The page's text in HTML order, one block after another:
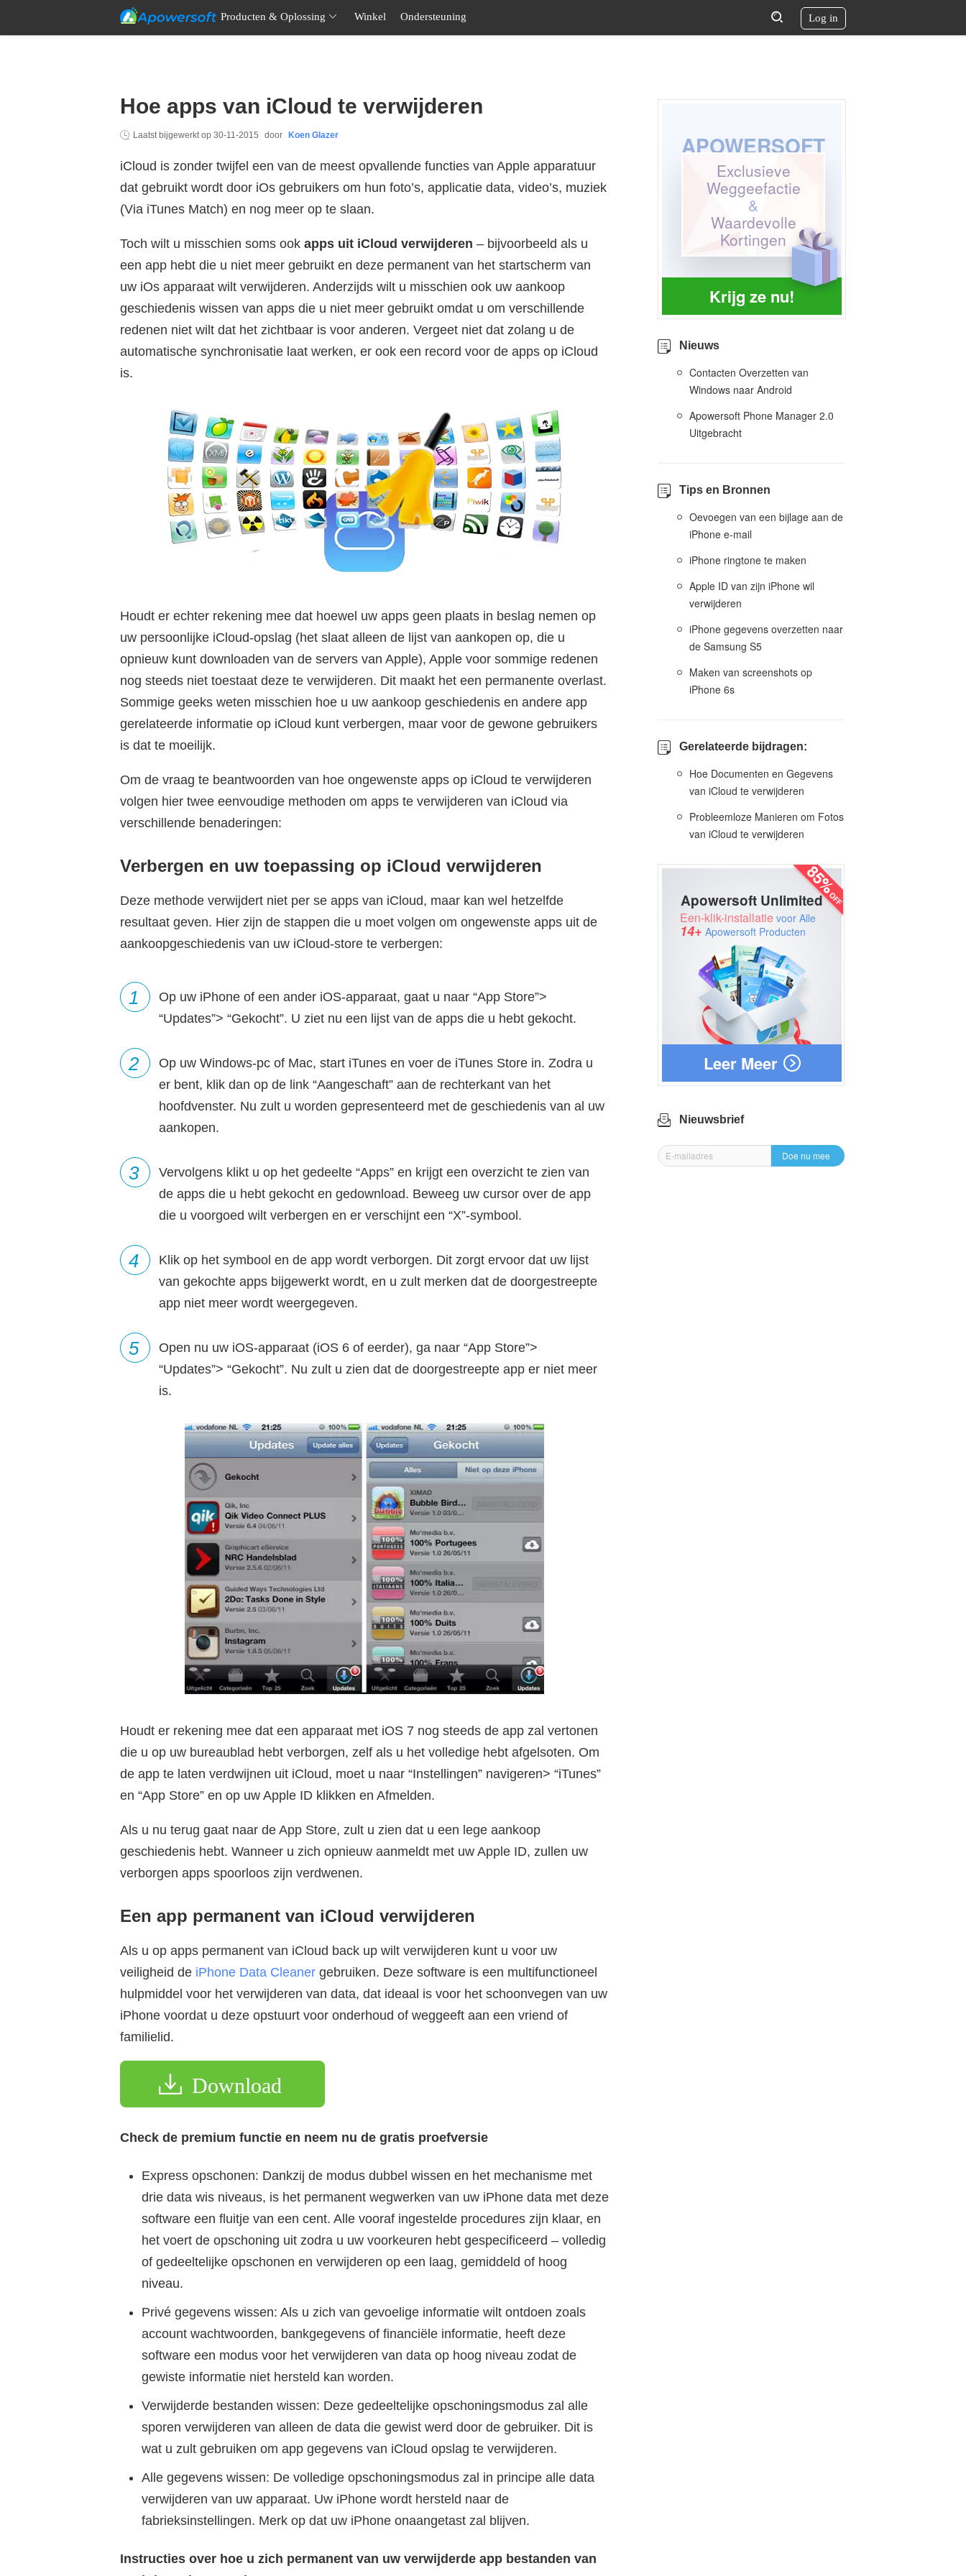
Producten & Oplossing Winkel Ondersteuning Log in
Hoe apps van iCloud te verwijderen
Laatst bijgewerkt op 30-11-2015 door Koen Glazer
iCloud is zonder twijfel een van de meest opvallende functies van Apple apparatuur
dat gebruikt wordt door iOs gebruikers om hun foto’s, applicatie data, video’s, muziek
(Via iTunes Match) en nog meer op te slaan.
Toch wilt u misschien soms ook apps uit iCloud verwijderen – bijvoorbeeld als u
een app hebt die u niet meer gebruikt en deze permanent van het startscherm van
uw iOs apparaat wilt verwijderen. Anderzijds wilt u misschien ook uw aankoop
geschiedenis wissen van apps die u niet meer gebruikt omdat u om verschillende
redenen niet wilt dat het zichtbaar is voor anderen. Vergeet niet dat zolang u de
automatische synchronisatie laat werken, er ook een record voor de apps op iCloud
is.
Houdt er echter rekening mee dat hoewel uw apps geen plaats in beslag nemen op
uw persoonlijke iCloud-opslag (het slaat alleen de lijst van aankopen op, die u
opnieuw kunt downloaden van de servers van Apple), Apple voor sommige redenen
nog steeds niet toestaat deze te verwijderen. Dit maakt het een permanente overlast.
Sommige geeks weten misschien hoe u uw aankoop geschiedenis en andere app
gerelateerde informatie op iCloud kunt verbergen, maar voor de gewone gebruikers
is dat te moeilijk.
Om de vraag te beantwoorden van hoe ongewenste apps op iCloud te verwijderen
volgen hier twee eenvoudige methoden om apps te verwijderen van iCloud via
verschillende benaderingen:
Verbergen en uw toepassing op iCloud verwijderen
Deze methode verwijdert niet per se apps van iCloud, maar kan wel hetzelfde
resultaat geven. Hier zijn de stappen die u moet volgen om ongewenste apps uit de
aankoopgeschiedenis van uw iCloud-store te verbergen:
1
Op uw iPhone of een ander iOS-apparaat, gaat u naar “App Store”>
“Updates”> “Gekocht”. U ziet nu een lijst van de apps die u hebt gekocht.
2
Op uw Windows-pc of Mac, start iTunes en voer de iTunes Store in. Zodra u
er bent, klik dan op de link “Aangeschaft” aan de rechterkant van het
hoofdvenster. Nu zult u worden gepresenteerd met de geschiedenis van al uw
aankopen.
3
Vervolgens klikt u op het gedeelte “Apps” en krijgt een overzicht te zien van
de apps die u hebt gekocht en gedownload. Beweeg uw cursor over de app
die u voorgoed wilt verbergen en er verschijnt een “X”-symbool.
4
Klik op het symbool en de app wordt verborgen. Dit zorgt ervoor dat uw lijst
van gekochte apps bijgewerkt wordt, en u zult merken dat de doorgestreepte
app niet meer wordt weergegeven.
5
Open nu uw iOS-apparaat (iOS 6 of eerder), ga naar “App Store”>
“Updates”> “Gekocht”. Nu zult u zien dat de doorgestreepte app er niet meer
is.
Houdt er rekening mee dat een apparaat met iOS 7 nog steeds de app zal vertonen
die u op uw bureaublad hebt verborgen, zelf als u het volledige hebt afgelsoten. Om
de app te laten verdwijnen uit iCloud, moet u naar “Instellingen” navigeren> “iTunes”
en “App Store” en op uw Apple ID klikken en Afmelden.
Als u nu terug gaat naar de App Store, zult u zien dat u een lege aankoop
geschiedenis hebt. Wanneer u zich opnieuw aanmeldt met uw Apple ID, zullen uw
verborgen apps spoorloos zijn verdwenen.
Een app permanent van iCloud verwijderen
Als u op apps permanent van iCloud back up wilt verwijderen kunt u voor uw
veiligheid de iPhone Data Cleaner gebruiken. Deze software is een multifunctioneel
hulpmiddel voor het verwijderen van data, dat ideaal is voor het schoonvegen van uw
iPhone voordat u deze opstuurt voor onderhoud of weggeeft aan een vriend of
familielid.
Download
Check de premium functie en neem nu de gratis proefversie
Express opschonen: Dankzij de modus dubbel wissen en het mechanisme met
drie data wis niveaus, is het permanent wegwerken van uw iPhone data met deze
software een fluitje van een cent. Alle vooraf ingestelde procedures zijn klaar, en
het voert de opschoning uit zodra u uw voorkeuren hebt gespecificeerd – volledig
of gedeeltelijke opschonen en verwijderen op een laag, gemiddeld of hoog
niveau.
Privé gegevens wissen: Als u zich van gevoelige informatie wilt ontdoen zoals
account wachtwoorden, bankgegevens of financiële informatie, heeft deze
software een modus voor het verwijderen van data op hoog niveau zodat de
gewiste informatie niet hersteld kan worden.
Verwijderde bestanden wissen: Deze gedeeltelijke opschoningsmodus zal alle
sporen verwijderen van alleen de data die gewist werd door de gebruiker. Dit is
wat u zult gebruiken om app gegevens van iCloud opslag te verwijderen.
Alle gegevens wissen: De volledige opschoningsmodus zal in principe alle data
verwijderen van uw apparaat. Uw iPhone wordt hersteld naar de
fabrieksinstellingen. Merk op dat uw iPhone onaangetast zal blijven.
Instructies over hoe u zich permanent van uw verwijderde app bestanden van
Krijg ze nu!
APOWERSOFT
Exclusieve
Weggeefactie
&
Waardevolle
Kortingen
Nieuws
Contacten Overzetten van
Windows naar Android
Apowersoft Phone Manager 2.0
Uitgebracht
Tips en Bronnen
Oevoegen van een bijlage aan de
iPhone e-mail
iPhone ringtone te maken
Apple ID van zijn iPhone wil
verwijderen
iPhone gegevens overzetten naar
de Samsung S5
Maken van screenshots op
iPhone 6s
Gerelateerde bijdragen:
Hoe Documenten en Gegevens
van iCloud te verwijderen
Probleemloze Manieren om Fotos
van iCloud te verwijderen
Leer Meer
Apowersoft Unlimited
Een-klik-installatie voor Alle
14+ Apowersoft Producten
Nieuwsbrief
Doe nu mee